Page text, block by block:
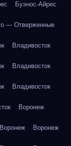
Буэнос-Айрес
— Отверженные
Владивосток
Владивосток
Владивосток
Воронеж
Воронеж Воронеж